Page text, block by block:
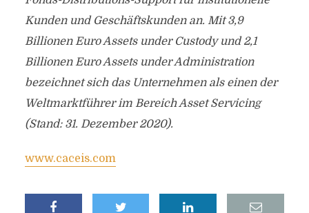
Kunden und Geschäftskunden an. Mit 3,9
Billionen Euro Assets under Custody und 2,1
Billionen Euro Assets under Administration
bezeichnet sich das Unternehmen als einen der
Weltmarktführer im Bereich Asset Servicing
(Stand: 31. Dezember 2020).
www.caceis.com